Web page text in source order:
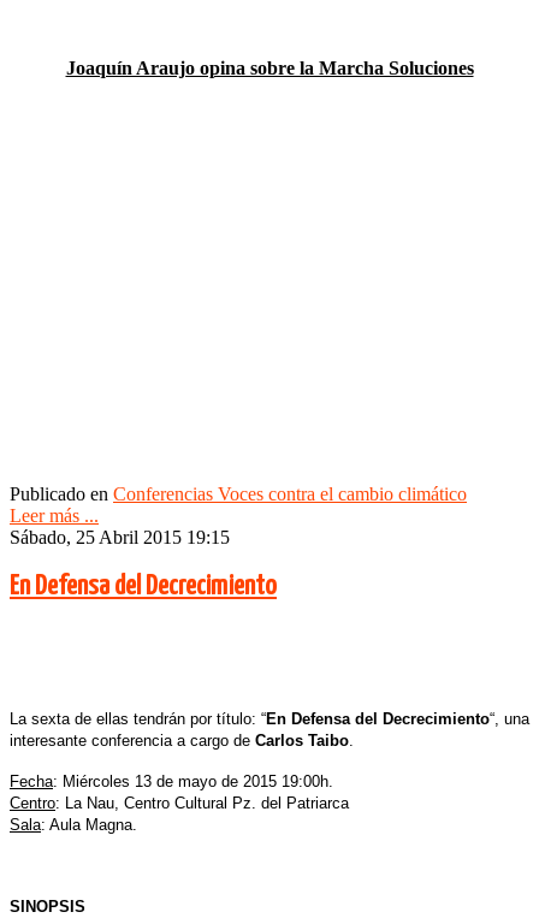
Joaquín Araujo opina sobre la Marcha Soluciones
Publicado en Conferencias Voces contra el cambio climático
Leer más ...
Sábado, 25 Abril 2015 19:15
En Defensa del Decrecimiento
La sexta de ellas tendrán por título: “En Defensa del Decrecimiento“, una
interesante conferencia a cargo de Carlos Taibo.
Fecha: Miércoles 13 de mayo de 2015 19:00h.
Centro: La Nau, Centro Cultural Pz. del Patriarca
Sala: Aula Magna.
SINOPSIS